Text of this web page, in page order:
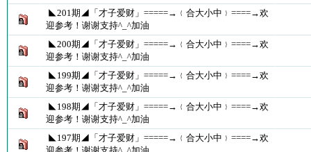
◣201期◢「才子爱财」=====→﹛合大小中﹜====→欢
迎参考！谢谢支持^_^加油
◣200期◢「才子爱财」=====→﹛合大小中﹜====→欢
迎参考！谢谢支持^_^加油
◣199期◢「才子爱财」=====→﹛合大小中﹜====→欢
迎参考！谢谢支持^_^加油
◣198期◢「才子爱财」=====→﹛合大小中﹜====→欢
迎参考！谢谢支持^_^加油
◣197期◢「才子爱财」=====→﹛合大小中﹜====→欢